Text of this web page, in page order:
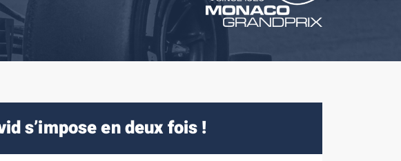
s’impose en deux fois !